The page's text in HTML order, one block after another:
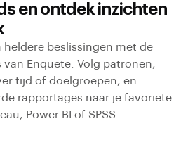
en ontdek inzichten
heldere beslissingen met de
Enquete. Volg patronen,
tijd of doelgroepen, en
rapportages naar je favoriete
Power BI of SPSS.